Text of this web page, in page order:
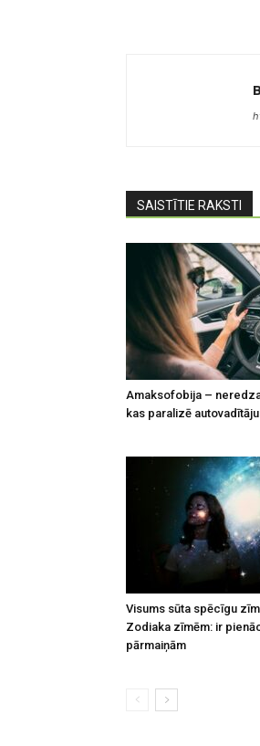
SAISTĪTIE RAKSTI
Amaksofobija –
kas paralizē
Visums sūta spēcīgu
Zodiaka zīmēm: ir
pārmaiņām